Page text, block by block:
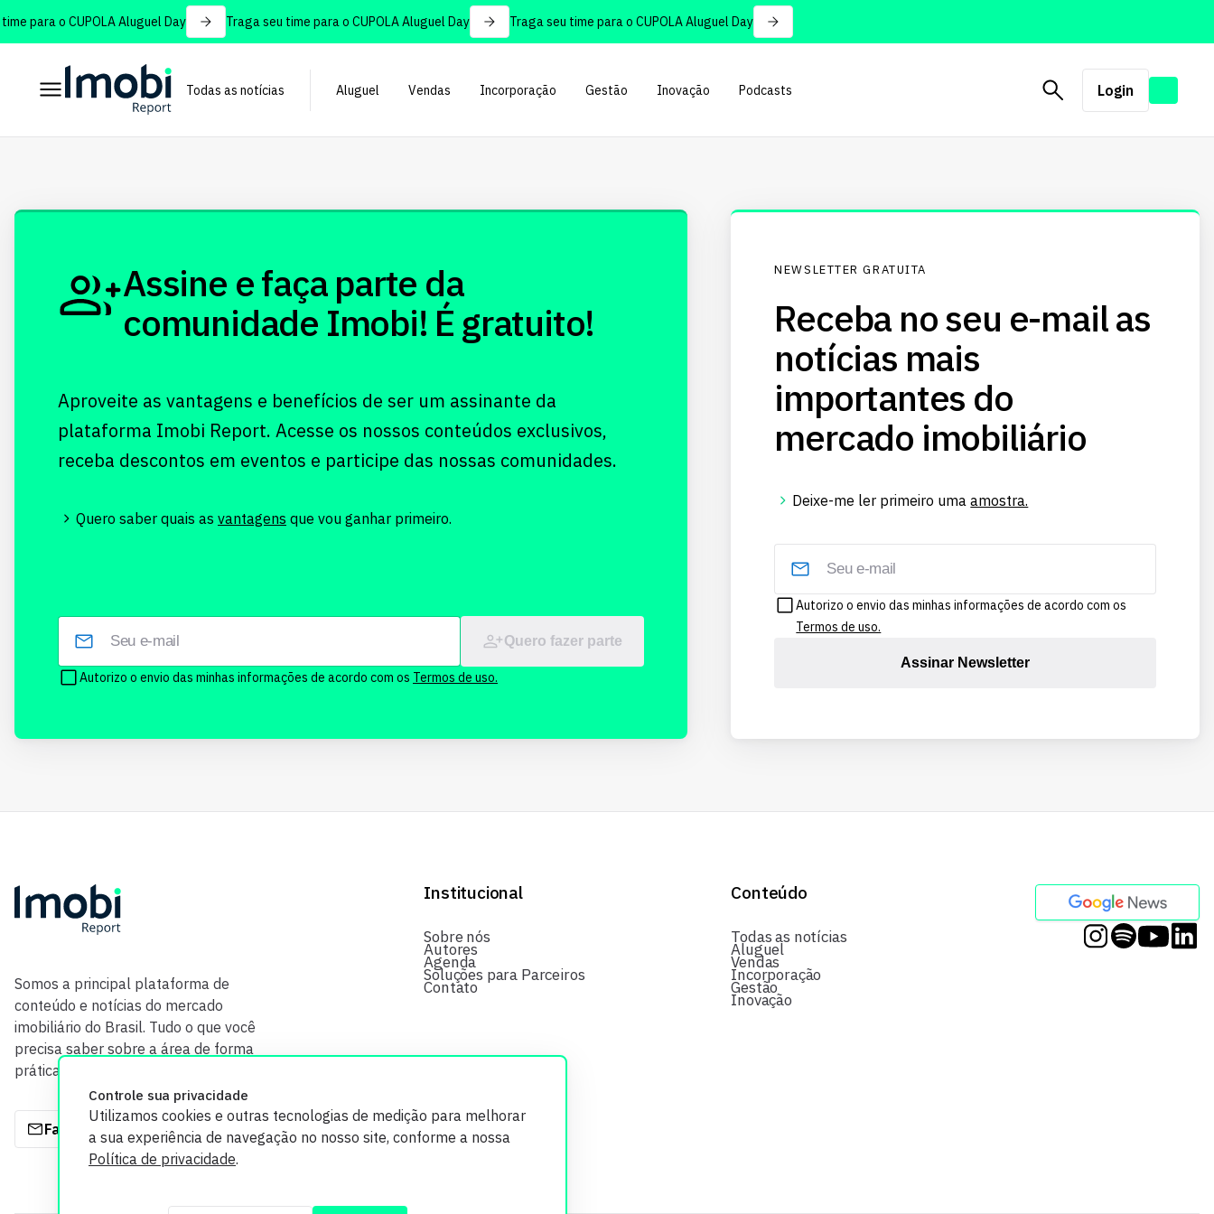
para o CUPOLA Aluguel Day Traga seu time para o CUPOLA Aluguel Day Traga seu time para o CUPOLA Aluguel Day
Todas as notícias Aluguel Vendas Incorporação Gestão Inovação Podcasts Login
Controle sua privacidade
Utilizamos cookies e outras tecnologias de medição para melhorar
a sua experiência de navegação no nosso site, conforme a nossa
Política de privacidade.
Assine e faça parte da
comunidade Imobi! É gratuito!
Aproveite as vantagens e benefícios de ser um assinante da
plataforma Imobi Report. Acesse os nossos conteúdos exclusivos,
receba descontos em eventos e participe das nossas comunidades.
Quero saber quais as vantagens que vou ganhar primeiro.
Quero fazer parte
Autorizo o envio das minhas informações de acordo com os Termos de uso.
NEWSLETTER GRATUITA
Receba no seu e-mail as
notícias mais
importantes do
mercado imobiliário
Deixe-me ler primeiro umaamostra.
Autorizo o envio das minhas informações de acordo com os
Termos de uso.
Assinar Newsletter
Somos a principal plataforma de
conteúdo e notícias do mercado
imobiliário do Brasil. Tudo o que você
precisa saber sobre a área de forma
prática e com credibilidade.
Fale com a gente
Institucional
Sobre nós
Autores
Agenda
Soluções para Parceiros
Contato
Conteúdo
Todas as notícias
Aluguel
Vendas
Incorporação
Gestão
Inovação